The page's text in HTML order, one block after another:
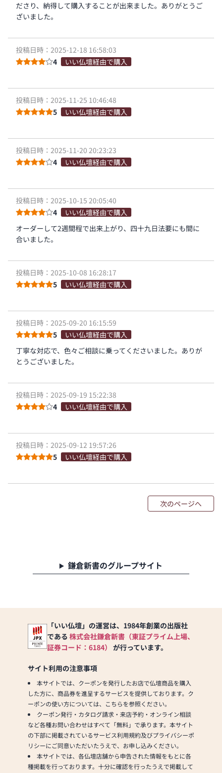
ださり、納得して購入することが出来ました。ありがとうご
ざいました。
投稿日時：2025-12-18 16:58:03
4
いい仏壇経由で購入
投稿日時：2025-11-25 10:46:48
5
いい仏壇経由で購入
投稿日時：2025-11-20 20:23:23
4
いい仏壇経由で購入
投稿日時：2025-10-15 20:05:40
4
いい仏壇経由で購入
オーダーして2週間程で出来上がり、四十九日法要にも間に
合いました。
投稿日時：2025-10-08 16:28:17
5
いい仏壇経由で購入
投稿日時：2025-09-20 16:15:59
5
いい仏壇経由で購入
丁寧な対応で、色々ご相談に乗ってくださいました。ありが
とうございました。
投稿日時：2025-09-19 15:22:38
4
いい仏壇経由で購入
投稿日時：2025-09-12 19:57:26
5
いい仏壇経由で購入
次のページへ
鎌倉新書のグループサイト
「いい仏壇」の運営は、1984年創業の出版社
である 株式会社鎌倉新書（東証プライム上場、
証券コード：6184） が行っています。
サイト利用の注意事項
本サイトでは、クーポンを発行したお店で仏壇商品を購入
した方に、商品券を進呈するサービスを提供しております。ク
ーポンの使い方については、こちらを参照ください。
クーポン発行・カタログ請求・来店予約・オンライン相談
など各種お問い合わせはすべて「無料」で承ります。本サイト
の下部に掲載されているサービス利用規約及びプライバシーポ
リシーにご同意いただいたうえで、お申し込みください。
本サイトでは、各仏壇店舗から申告された情報をもとに各
種掲載を行っております。十分に確認を行ったうえで掲載して